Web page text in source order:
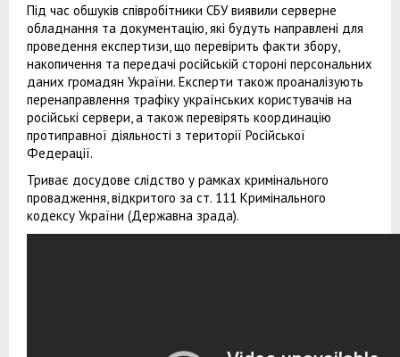
Під час обшуків співробітники СБУ виявили серверне
обладнання та документацію, які будуть направлені для
проведення експертизи, що перевірить факти збору,
накопичення та передачі російській стороні персональних
даних громадян України. Експерти також проаналізують
перенаправлення трафіку українських користувачів на
російські сервери, а також перевірять координацію
протиправної діяльності з території Російської
Федерації.
Триває досудове слідство у рамках кримінального
провадження, відкритого за ст. 111 Кримінального
кодексу України (Державна зрада).